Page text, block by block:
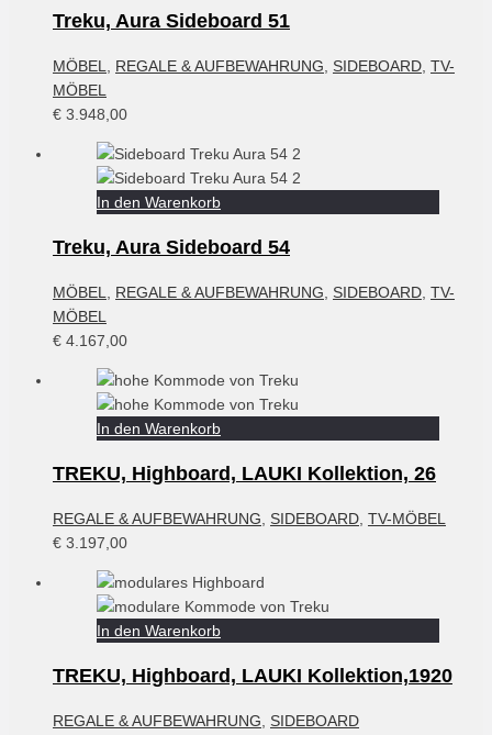
Treku, Aura Sideboard 51
MÖBEL REGALE & AUFBEWAHRUNG SIDEBOARD TV-
MÖBEL
€ 3.948,00
In den Warenkorb
Treku, Aura Sideboard 54
MÖBEL REGALE & AUFBEWAHRUNG SIDEBOARD TV-
MÖBEL
€ 4.167,00
In den Warenkorb
TREKU, Highboard, LAUKI Kollektion, 26
REGALE & AUFBEWAHRUNG SIDEBOARD TV-MÖBEL
€ 3.197,00
In den Warenkorb
TREKU, Highboard, LAUKI Kollektion,1920
REGALE & AUFBEWAHRUNG
SIDEBOARD